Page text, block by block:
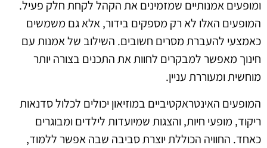
ומופעים אמנותיים שמזמינים את הקהל לקחת חלק פעיל.
המופעים האלו לא רק מספקים בידור, אלא גם משמשים
כאמצעי להעברת מסרים חשובים. השילוב של אמנות עם
חינוך מאפשר למבקרים לחוות את התכנים בצורה יותר
מוחשית ומעוררת עניין.
המופעים האינטראקטיביים במוזיאון יכולים לכלול סדנאות
ריקוד, מופעי חיות, והצגות שמיועדות לילדים ומבוגרים
כאחד. החוויה הכוללת יוצרת סביבה שבה אפשר ללמוד,